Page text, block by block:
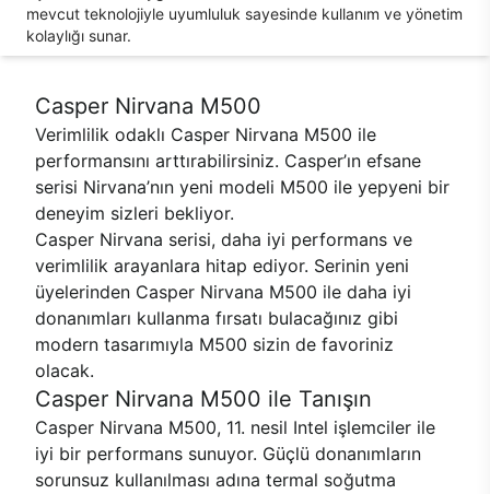
mevcut teknolojiyle uyumluluk sayesinde kullanım ve yönetim
kolaylığı sunar.
Casper Nirvana M500
Verimlilik odaklı Casper Nirvana M500 ile
performansını arttırabilirsiniz. Casper’ın efsane
serisi Nirvana’nın yeni modeli M500 ile yepyeni bir
deneyim sizleri bekliyor.
Casper Nirvana serisi, daha iyi performans ve
verimlilik arayanlara hitap ediyor. Serinin yeni
üyelerinden Casper Nirvana M500 ile daha iyi
donanımları kullanma fırsatı bulacağınız gibi
modern tasarımıyla M500 sizin de favoriniz
olacak.
Casper Nirvana M500 ile Tanışın
Casper Nirvana M500, 11. nesil Intel işlemciler ile
iyi bir performans sunuyor. Güçlü donanımların
sorunsuz kullanılması adına termal soğutma